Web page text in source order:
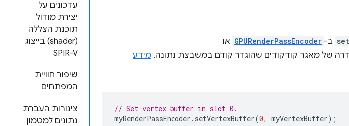
עדכונים על
יצירת מודול
תוכנת הצללה
(shader) בייצוג
SPIR-V
שיפור חוויית
המפתחים
צינורות העברת
נתונים למטמון
ב- GPURenderPassEncoder או
של מאגר קודקודים שהוגדר קודם במשבצת נתונה. מידע
// Set vertex buffer in slot 0.
myRenderPassEncoder . setVertexBuffer(0, myVertexBuffer);